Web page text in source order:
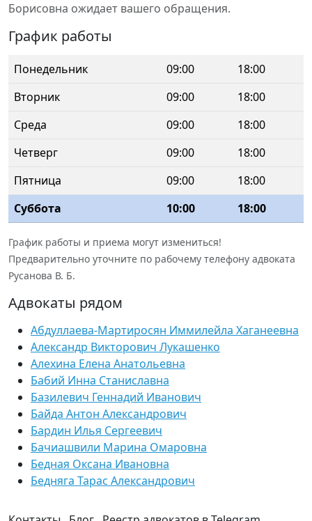
Борисовна ожидает вашего обращения.
График работы
Понедельник 09:00
18:00
Вторник
09:00
18:00
Среда
09:00
18:00
Четверг
09:00
18:00
Пятница
09:00
18:00
Суббота
10:00 18:00
График работы и приема могут измениться!
Предварительно уточните по рабочему телефону адвоката
Русанова В. Б.
Адвокаты рядом
Абдуллаева-Мартиросян Иммилейла Хаганеевна
Александр Викторович Лукашенко
Алехина Елена Анатольевна
Бабий Инна Станиславна
Базилевич Геннадий Иванович
Байда Антон Александрович
Бардин Илья Сергеевич
Бачиашвили Марина Омаровна
Бедная Оксана Ивановна
Бедняга Тарас Александрович